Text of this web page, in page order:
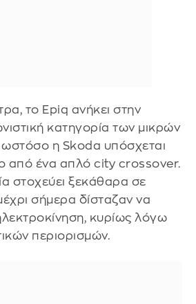
το Epiq ανήκει στην
κατηγορία των μικρών
ωστόσο η Skoda υπόσχεται
από ένα απλό city crossover.
στοχεύει ξεκάθαρα σε
σήμερα δίσταζαν να
κυρίως λόγω
περιορισμών.